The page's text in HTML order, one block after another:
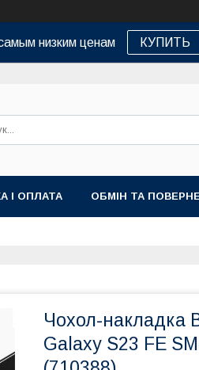
низким ценам КУПИТЬ
І ОПЛАТА ОБМІН ТА
Чохол-накладка
Galaxy S23 FE